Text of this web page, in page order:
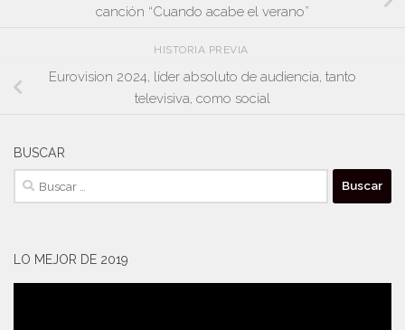
canción “Cuando acabe el verano”
HISTORIA PREVIA
Eurovision 2024, líder absoluto de audiencia, tanto
televisiva, como social
BUSCAR
Buscar:
LO MEJOR DE 2019